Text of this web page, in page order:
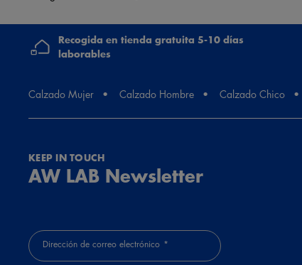
Recogida en tienda gratuita 5-10 días
laborables
Calzado Mujer Calzado Hombre Calzado Chico
KEEP IN TOUCH
AW LAB Newsletter
Dirección de correo electrónico